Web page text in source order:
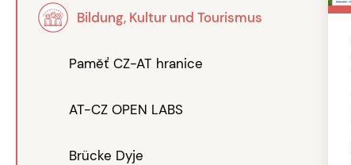
Bildung, Kultur und Tourismus
Paměť CZ-AT hranice
AT-CZ OPEN LABS
Brücke Dyje